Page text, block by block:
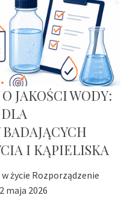
JAKOŚCI WODY:
I KĄPIELISKA
w życie Rozporządzenie
maja 2026